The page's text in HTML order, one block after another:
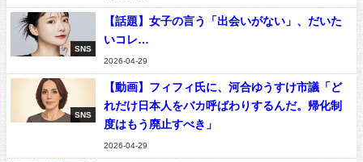
SNS
【話題】女子の言う「出会いがない」、だいた
いコレ…
2026-04-29
SNS
【動画】フィフィ氏に、河合ゆうすけ市議「ど
れだけ日本人をバカ呼ばわりするんだ。帰化制
度はもう廃止すべき」
2026-04-29